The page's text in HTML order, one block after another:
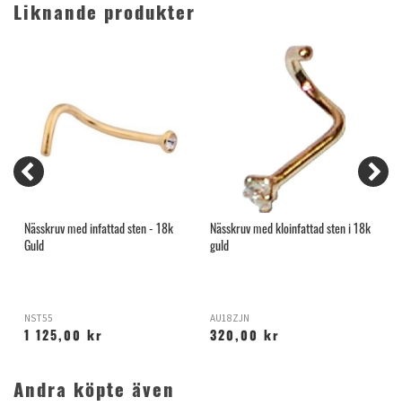
Liknande produkter
Nässkruv med infattad sten - 18k
Guld
NST55
1 125,00 kr
Nässkruv med kloinfattad sten i 18k
guld
AU18ZJN
320,00 kr
Andra köpte även